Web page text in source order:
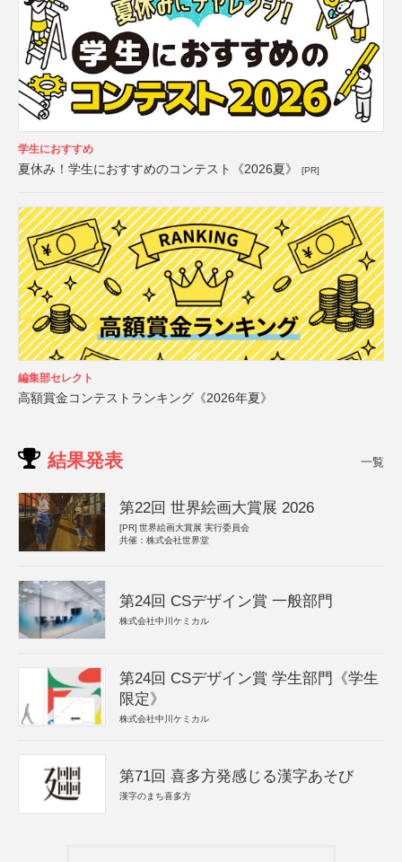
学生におすすめ
夏休み！学生におすすめのコンテスト《2026夏》 [PR]
編集部セレクト
高額賞金コンテストランキング《2026年夏》
結果発表 一覧
第22回 世界絵画大賞展 2026
[PR] 世界絵画大賞展 実行委員会
共催：株式会社世界堂
第24回 CSデザイン賞 一般部門
株式会社中川ケミカル
第24回 CSデザイン賞 学生部門《学生
限定》
株式会社中川ケミカル
第71回 喜多方発感じる漢字あそび
漢字のまち喜多方